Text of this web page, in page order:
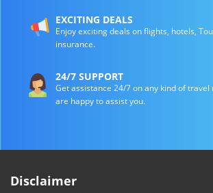
EXCITING DEALS
Enjoy exciting deals on flights, hotels,
insurance.
24/7 SUPPORT
Get assistance 24/7 on any kind of travel
are happy to assist you.
Disclaimer